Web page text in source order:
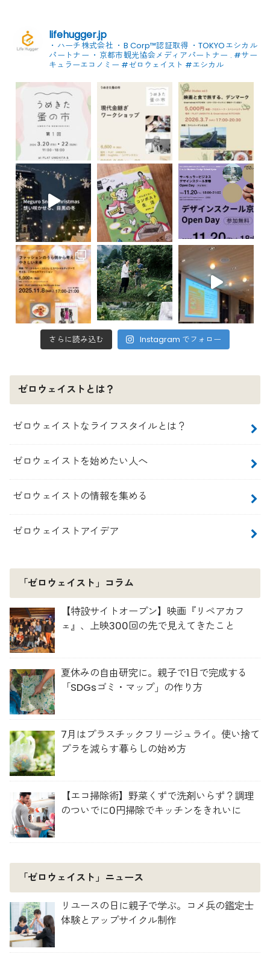
lifehugger.jp
・ハーチ株式会社 ・B Corp™認証取得 ・TOKYOエシカル
パートナー ・京都市観光協会メディアパートナー . #サー
キュラーエコノミー #ゼロウェイスト #エシカル
さらに読み込む Instagram でフォロー
ゼロウェイストとは？
ゼロウェイストなライフスタイルとは？
ゼロウェイストを始めたい人へ
ゼロウェイストの情報を集める
ゼロウェイストアイデア
「ゼロウェイスト」コラム
【特設サイトオープン】映画『リペアカフ
ェ』、上映300回の先で見えてきたこと
夏休みの自由研究に。親子で1日で完成する
「SDGsゴミ・マップ」の作り方
7月はプラスチックフリージュライ。使い捨て
プラを減らす暮らしの始め方
【エコ掃除術】野菜くずで洗剤いらず？調理
のついでに0円掃除でキッチンをきれいに
「ゼロウェイスト」ニュース
リユースの日に親子で学ぶ。コメ兵の鑑定士
体験とアップサイクル制作